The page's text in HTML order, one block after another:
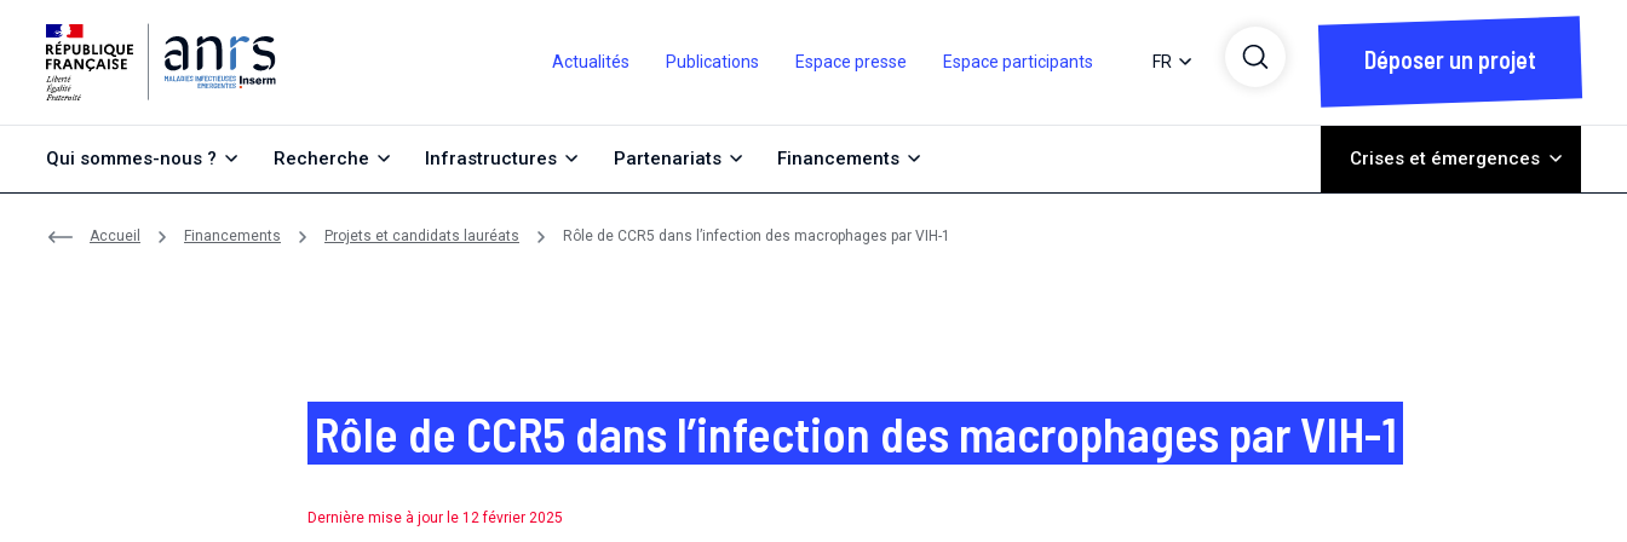
Actualités Publications Espace presse Espace participants FR Déposer un projet
Qui sommes-nous ? Recherche Infrastructures Partenariats Financements Crises et émergences
Accueil Financements Projets et candidats lauréats Rôle de CCR5 dans l’infection des macrophages par VIH-1
Rôle de CCR5 dans l’infection des macrophages par VIH-1
Dernière mise à jour le 12 février 2025